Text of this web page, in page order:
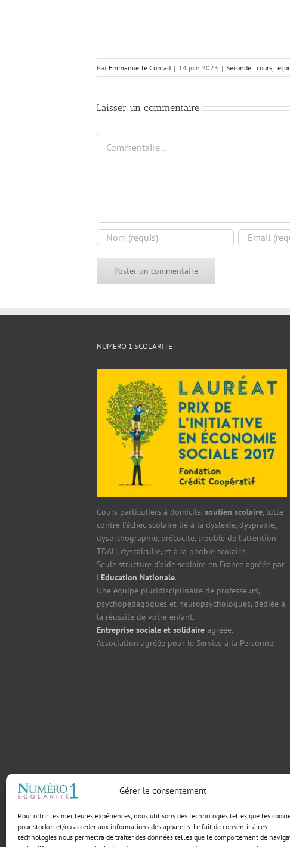
Gérer le consentement
Pour offrir les meilleures expériences, nous utilisons des technologies telles que les
pour stocker et/ou accéder aux informations des appareils. Le fait de consentir à ces
technologies nous permettra de traiter des données telles que le comportement de
Par Emmanuelle Conrad | 14 juin 2023 | Seconde : cours,
Laisser un commentaire
Commentaire
NUMERO 1 SCOLARITE
Cours particuliers à domicile,soutien scolaire, lutte
contre l’échec scolaire lié à la dyslexie, dyspraxie,
dysorthographie, précocité, trouble de l’attention
TDAH, dyscalculie, et à la phobie scolaire.
Seule structure d’aide scolaire en France agréée par
l’Education Nationale.
Une équipe pluridisciplinaire de professeurs,
psychopédagogues et neuropsychologues, dédiée à
la réussite de votre enfant.
Entreprise sociale et solidaire agréée.
Association agréée pour le Service à la Personne.